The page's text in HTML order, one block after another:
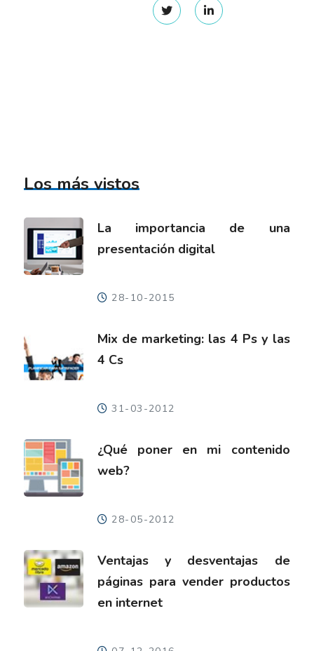
Los más vistos
La importancia de una
presentación digital
28-10-2015
Mix de marketing: las 4 Ps y las
4 Cs
31-03-2012
¿Qué poner en mi contenido
web?
28-05-2012
Ventajas y desventajas de
páginas para vender productos
en internet